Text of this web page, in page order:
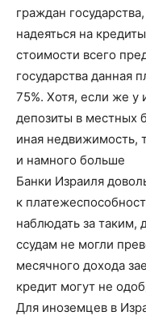
граждан
надеяться на
стоимости всего
государства данная
75%. Хотя, если же
депозиты в местных
иная недвижимость,
и намного больше
Банки Израиля
к
наблюдать за
ссудам не могли
месячного дохода
кредит могут не
Для иноземцев в